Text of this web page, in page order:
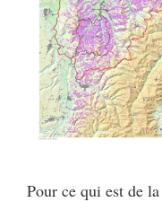
Pour ce qui est de